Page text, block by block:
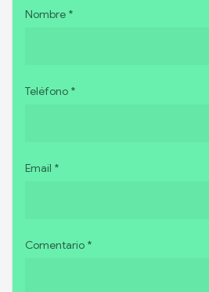
Nombre *
Teléfono *
Email *
Comentario *